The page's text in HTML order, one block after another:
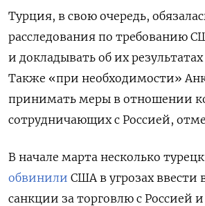
Турция, в свою очередь,
расследования по требованию
и докладывать об их
Также «при необходимости»
принимать меры в отношении
сотрудничающих с Россией,
В начале марта несколько
обвинили США в угрозах ввести
санкции за торговлю с Россией